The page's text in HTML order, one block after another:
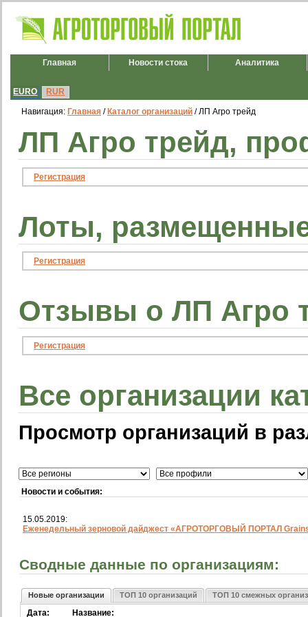
Главная Новости стока Аналитика
EURO RUR
Навигация: Главная / Каталог организаций / ЛП Агро трейд
ЛП Агро трейд,
Регистрация
Лоты,
Регистрация
Отзывы о ЛП Агро
Регистрация
Все организации
Просмотр организаций в
Новости и события:
15.05.2019:
Еженедельный зерновой дайджест «АГРОТОРГОВЫЙ ПОРТАЛ
Сводные данные по организациям:
Новые организации ТОП 10 организаций ТОП 10 смежных
Дата: Название: